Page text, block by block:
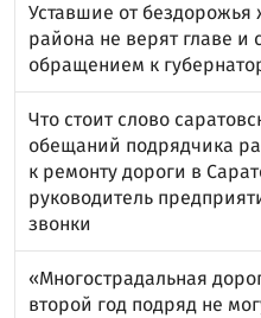
Уставшие от бездорожья
района не верят главе
обращением к
Что стоит слово
обещаний подрядчика
к ремонту дороги в
руководитель
звонки
«Многострадальная
второй год подряд не